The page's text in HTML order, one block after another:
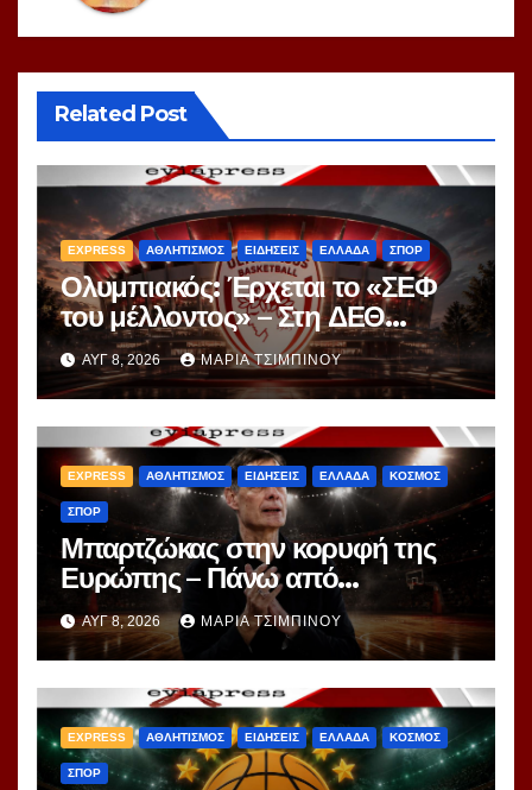
Related Post
EXPRESS ΑΘΛΗΤΙΣΜΟΣ ΕΙΔΗΣΕΙΣ ΕΛΛΑΔΑ ΣΠΟΡ
Ολυμπιακός: Έρχεται το «ΣΕΦ
του μέλλοντος» – Στη ΔΕΘ
αποκαλύπτεται το μεγάλο
project 40ετίας
ΑΥΓ 8, 2026 ΜΑΡΊΑ ΤΣΙΜΠΙΝΟΎ
EXPRESS ΑΘΛΗΤΙΣΜΟΣ ΕΙΔΗΣΕΙΣ ΕΛΛΑΔΑ ΚΟΣΜΟΣ
ΣΠΟΡ
Μπαρτζώκας στην κορυφή της
Ευρώπης – Πάνω από
Γιασικεβίτσιους και
Ομπράντοβιτς στο power
ranking!
ΑΥΓ 8, 2026 ΜΑΡΊΑ ΤΣΙΜΠΙΝΟΎ
EXPRESS ΑΘΛΗΤΙΣΜΟΣ ΕΙΔΗΣΕΙΣ ΕΛΛΑΔΑ ΚΟΣΜΟΣ
ΣΠΟΡ